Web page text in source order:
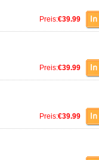
Preis:€39.99
Preis:€39.99
Preis:€39.99